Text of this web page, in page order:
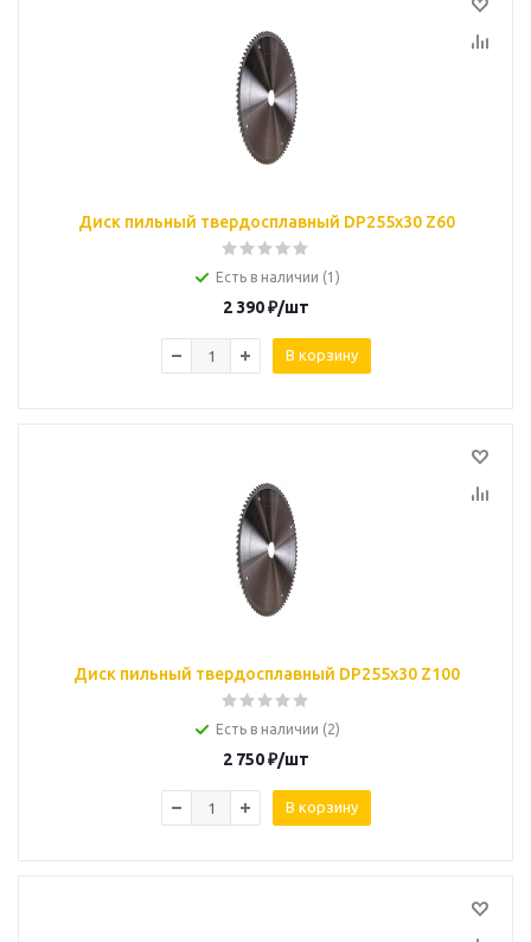
Диск пильный твердосплавный DP255x30 Z60
Есть в наличии (1)
2 390₽/шт
В корзину
Диск пильный твердосплавный DP255x30 Z100
Есть в наличии (2)
2 750₽/шт
В корзину